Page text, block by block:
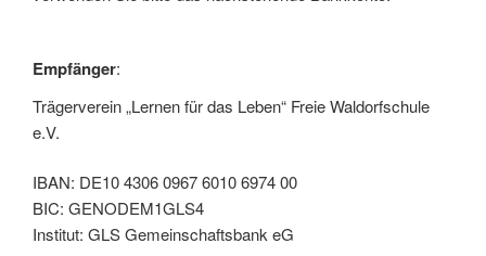
Empfänger:
Trägerverein „Lernen für das Leben“ Freie Waldorfschule
e.V.
IBAN: DE10 4306 0967 6010 6974 00
BIC: GENODEM1GLS4
Institut: GLS Gemeinschaftsbank eG